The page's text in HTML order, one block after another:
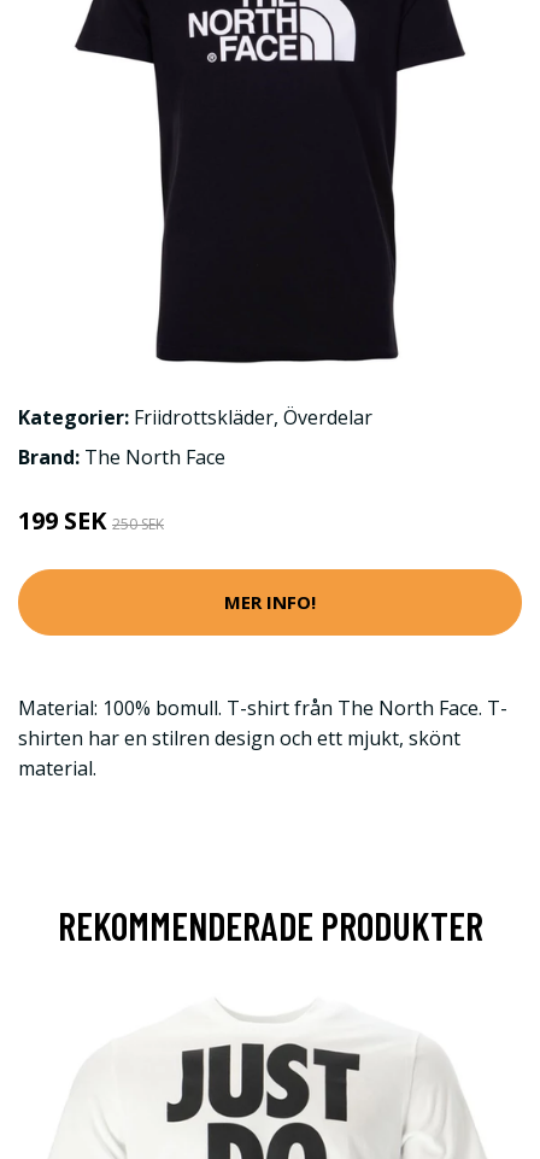
Kategorier: Friidrottskläder, Överdelar
Brand: The North Face
199 SEK 250 SEK
MER INFO!
Material: 100% bomull. T-shirt från The North Face. T-
shirten har en stilren design och ett mjukt, skönt
material.
REKOMMENDERADE PRODUKTER